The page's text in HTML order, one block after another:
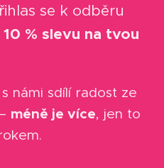
se k odběru
10 % slevu na tvou
námi sdílí radost ze
méně je více, jen to